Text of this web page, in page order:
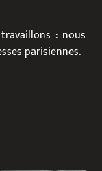
: nous
parisiennes.